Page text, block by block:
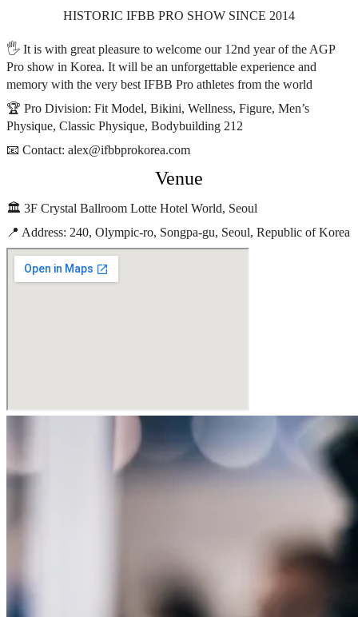
HISTORIC IFBB PRO SHOW SINCE 2014
🖐 It is with great pleasure to welcome our 12nd year of the AGP
Pro show in Korea. It will be an unforgettable experience and
memory with the very best IFBB Pro athletes from the world
🏆 Pro Division: Fit Model, Bikini, Wellness, Figure, Men’s
Physique, Classic Physique, Bodybuilding 212
📧 Contact: alex@ifbbprokorea.com
Venue
🏛️ 3F Crystal Ballroom Lotte Hotel World, Seoul
📍 Address: 240, Olympic-ro, Songpa-gu, Seoul, Republic of Korea